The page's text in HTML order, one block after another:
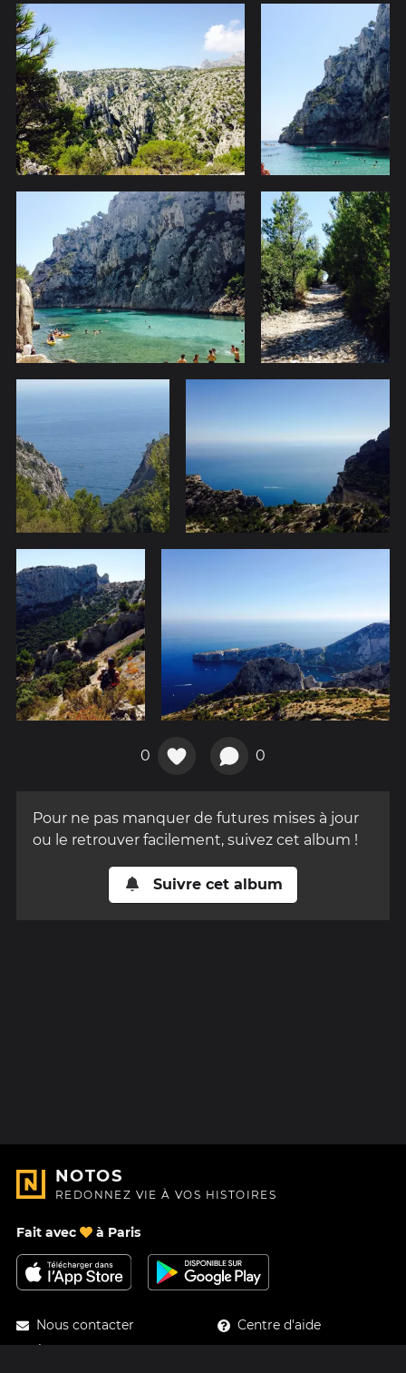
0 0
Pour ne pas manquer de futures mises à jour
ou le retrouver facilement, suivez cet album !
Suivre cet album
NOTOS
REDONNEZ VIE À VOS HISTOIRES
Fait avec à Paris
Nous contacter
Centre d'aide